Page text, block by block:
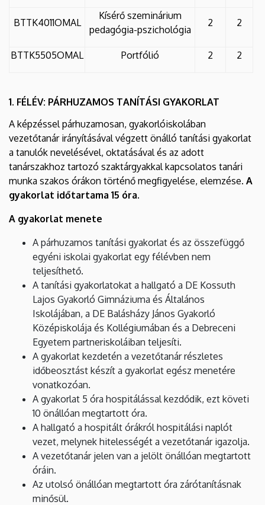
BTTK4011OMAL
Kísérő szeminárium
pedagógia-pszichológia
2 2
BTTK5505OMAL Portfólió 2 2
1. FÉLÉV: PÁRHUZAMOS TANÍTÁSI GYAKORLAT
A képzéssel párhuzamosan, gyakorlóiskolában
vezetőtanár irányításával végzett önálló tanítási gyakorlat
a tanulók nevelésével, oktatásával és az adott
tanárszakhoz tartozó szaktárgyakkal kapcsolatos tanári
munka szakos órákon történő megfigyelése, elemzése. A
gyakorlat időtartama 15 óra.
A gyakorlat menete
A párhuzamos tanítási gyakorlat és az összefüggő
egyéni iskolai gyakorlat egy félévben nem
teljesíthető.
A tanítási gyakorlatokat a hallgató a DE Kossuth
Lajos Gyakorló Gimnáziuma és Általános
Iskolájában, a DE Balásházy János Gyakorló
Középiskolája és Kollégiumában és a Debreceni
Egyetem partneriskoláiban teljesíti.
A gyakorlat kezdetén a vezetőtanár részletes
időbeosztást készít a gyakorlat egész menetére
vonatkozóan.
A gyakorlat 5 óra hospitálással kezdődik, ezt követi
10 önállóan megtartott óra.
A hallgató a hospitált órákról hospitálási naplót
vezet, melynek hitelességét a vezetőtanár igazolja.
A vezetőtanár jelen van a jelölt önállóan megtartott
óráin.
Az utolsó önállóan megtartott óra zárótanításnak
minősül.